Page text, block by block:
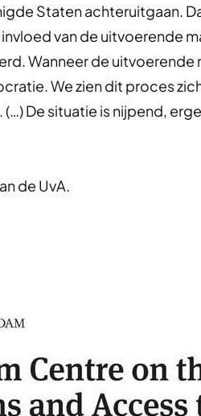
Staten achteruitgaan.
van de uitvoerende
Wanneer de uitvoerende
We zien dit proces
De situatie is nijpend,
de UvA.